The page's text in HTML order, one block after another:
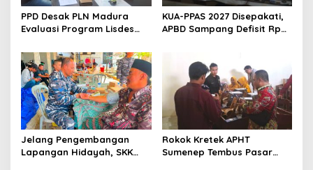
PPD Desak PLN Madura
Evaluasi Program Lisdes
KUA-PPAS 2027 Disepakati,
APBD Sampang Defisit Rp
Jelang Pengembangan
Lapangan Hidayah, SKK
Rokok Kretek APHT
Sumenep Tembus Pasar